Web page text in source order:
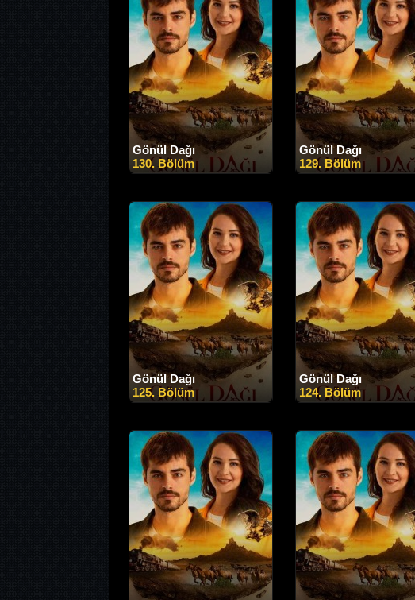
Gönül Dağı
130. Bölüm
Gönül Dağı
129. Bölüm
Gönül Dağı
125. Bölüm
Gönül Dağı
124. Bölüm